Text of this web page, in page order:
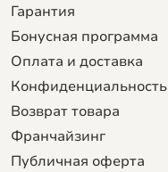
Гарантия
Бонусная программа
Оплата и доставка
Конфиденциальность
Возврат товара
Франчайзинг
Публичная оферта